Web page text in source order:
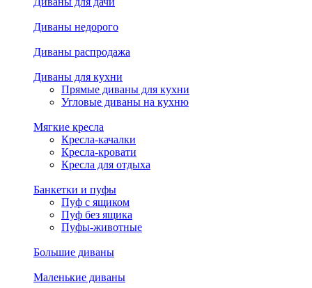
Диваны недорого
Диваны распродажа
Диваны для кухни
Прямые диваны для кухни
Угловые диваны на кухню
Мягкие кресла
Кресла-качалки
Кресла-кровати
Кресла для отдыха
Банкетки и пуфы
Пуф с ящиком
Пуф без ящика
Пуфы-животные
Большие диваны
Маленькие диваны